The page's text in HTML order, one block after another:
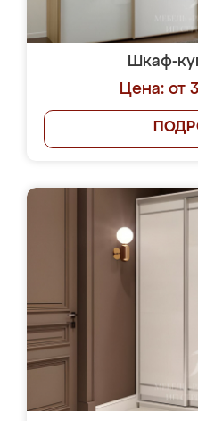
Шкаф-
Цена: от